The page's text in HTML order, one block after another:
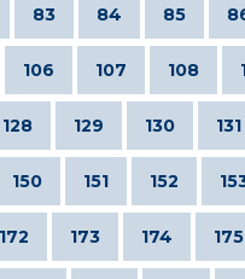
83 84 85
106 107 108
128 129 130 131
150 151 152
172 173 174 175